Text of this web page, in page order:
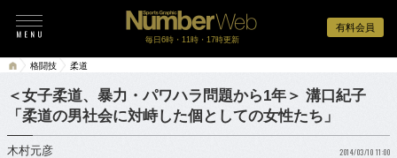
有料会員
毎日6時・11時・17時更新
格闘技 柔道
＜女子柔道、暴力・パワハラ問題から1年＞ 溝口紀子
「柔道の男社会に対峙した個としての女性たち」
木村元彦 2014/03/10 11:00